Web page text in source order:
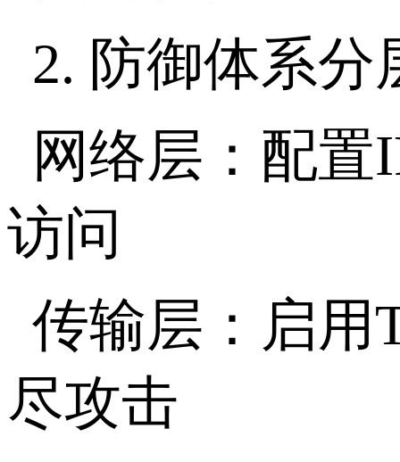
2. 防御体系分
网络层：配置
访问
传输层：启用
尽攻击